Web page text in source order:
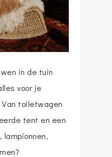
in de tuin
voor je
toiletwagen
tent en een